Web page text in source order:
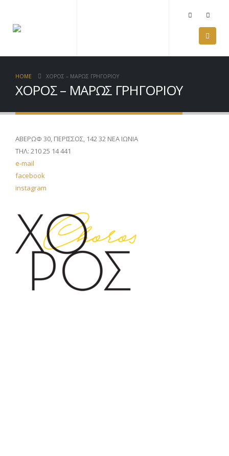
HOME ΧΟΡΟΣ – ΜΑΡΩΣ ΓΡΗΓΟΡΙΟΥ
ΧΟΡΟΣ – ΜΑΡΩΣ ΓΡΗΓΟΡΙΟΥ
ΑΒΕΡΩΦ 30, ΠΕΡΙΣΣΟΣ, 142 32 ΝΕΑ ΙΩΝΙΑ
ΤHΛ: 210 25 14 441
e-mail
facebook
instagram